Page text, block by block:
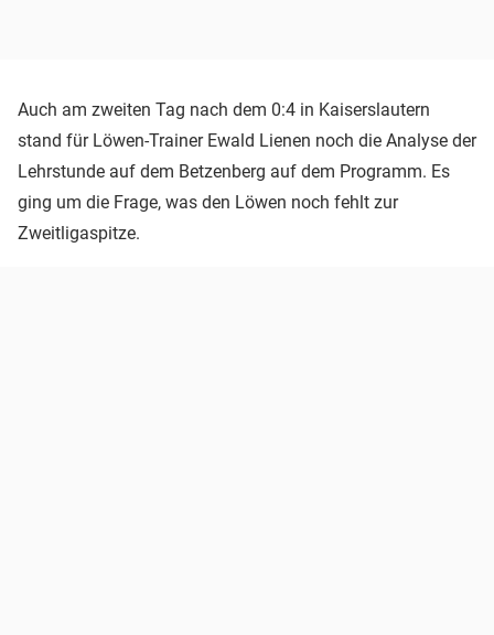
Auch am zweiten Tag nach dem 0:4 in Kaiserslautern
stand für Löwen-Trainer Ewald Lienen noch die Analyse der
Lehrstunde auf dem Betzenberg auf dem Programm. Es
ging um die Frage, was den Löwen noch fehlt zur
Zweitligaspitze.